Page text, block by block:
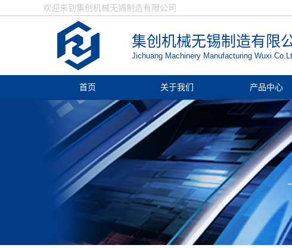
欢迎来到集创机械无锡制造有限公司
集创机械无锡制造有限
Jichuang Machinery Manufacturing Wuxi
首页 关于我们 产品中心